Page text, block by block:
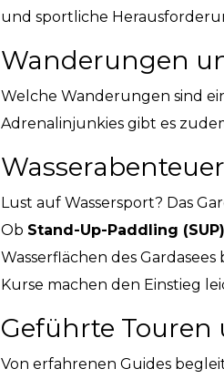
und sportliche
Wanderungen
Welche Wanderungen sind
Adrenalinjunkies gibt es
Lust auf Wassersport? Das
Ob Stand-Up-Paddling
Wasserflächen des
Kurse machen den Einstieg
Geführte Touren
Von erfahrenen Guides